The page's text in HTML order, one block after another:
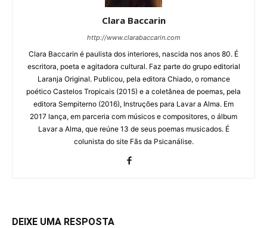
Clara Baccarin
http://www.clarabaccarin.com
Clara Baccarin é paulista dos interiores, nascida nos anos 80. É
escritora, poeta e agitadora cultural. Faz parte do grupo editorial
Laranja Original. Publicou, pela editora Chiado, o romance
poético Castelos Tropicais (2015) e a coletânea de poemas, pela
editora Sempiterno (2016), Instruções para Lavar a Alma. Em
2017 lança, em parceria com músicos e compositores, o álbum
Lavar a Alma, que reúne 13 de seus poemas musicados. É
colunista do site Fãs da Psicanálise.
DEIXE UMA RESPOSTA